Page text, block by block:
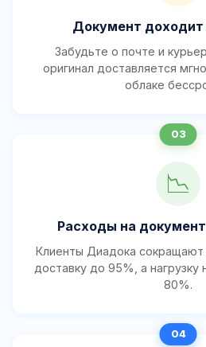
Документ доходит
Забудьте о почте и
оригинал доставляется
облаке
📉
Расходы на
Клиенты Диадока сокращают
доставку до 95%, а
80%.